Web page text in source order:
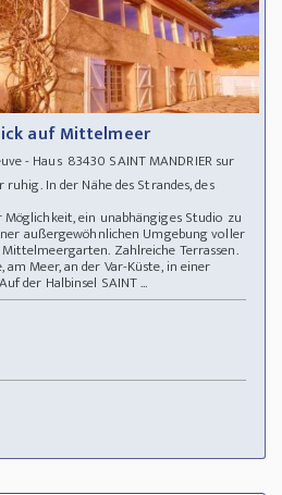
auf Mittelmeer
- Haus 83430 SAINT MANDRIER sur
ruhig. In der Nähe des Strandes, des
ein unabhängiges Studio zu
außergewöhnlichen Umgebung voller
Zahlreiche Terrassen.
am Meer, an der Var-Küste, in einer
der Halbinsel SAINT ...